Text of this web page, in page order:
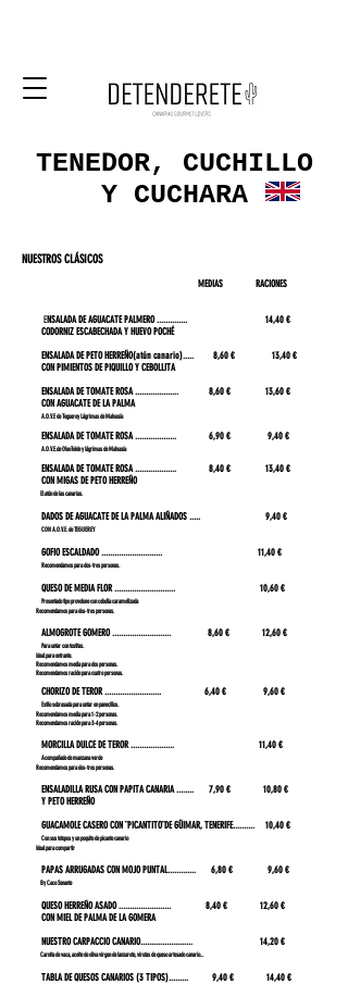
TENEDOR, CUCHILLO
Y CUCHARA
NUESTROS CLÁSICOS
MEDIAS RACIONES
ENSALADA DE AGUACATE PALMERO .............. 14,40 €
CODORNIZ ESCABECHADA Y HUEVO POCHÉ
ENSALADA DE PETO HERREÑO(atún canario)..... 8,60 € 13,40 €
CON PIMIENTOS DE PIQUILLO Y CEBOLLITA
ENSALADA DE TOMATE ROSA .................... 8,60 € 13,60 €
CON AGUACATE DE LA PALMA
A.O.V.E de Teguerey Lágrimas de Malvasía
ENSALADA DE TOMATE ROSA ................... 6,90 € 9,40 €
A.O.V.E.de OleoTeide y lágrimas de Malvasía
ENSALADA DE TOMATE ROSA ................... 8,40 € 13,40 €
CON MIGAS DE PETO HERREÑO
El atún de las canarias.
DADOS DEAGUACATE DE LA PALMAALIÑADOS ..... 9,40 €
CON A.O.V.E. de TEGUEREY
GOFIO ESCALDADO ............................ 11,40 €
Recomendamos para dos-tres personas.
QUESO DE MEDIA FLOR ............................ 10,60 €
Presentado tipo provolone con cebolla caramelizada
Recomendamos para dos-tres personas.
ALMOGROTE GOMERO ........................... 8,60 € 12,60 €
Para untar con tostitas.
Ideal para entrante.
Recomendamos media para dos personas.
Recomendamos ración para cuatro personas.
CHORIZO DE TEROR .......................... 6,40 € 9,60 €
Estilo sobrasada para untar en panecillos.
Recomendamos media para 1-2 personas.
Recomendamos ración para 3-4 personas.
MORCILLA DULCE DE TEROR .................... 11,40 €
Acompañado de manzana verde
Recomendamos para dos-tres personas.
ENSALADILLA RUSA CON PAPITA CANARIA ........ 7,90 € 10,80 €
Y PETO HERREÑO
GUACAMOLE CASERO CON ¨PICANTITO¨DE GÜIMAR, TENERIFE.......... 10,40 €
Con sus totopos y un poquito de picante canario
Ideal para compartir
PAPAS ARRUGADAS CON MOJO PUNTAL............. 6,80 € 9,60 €
By Caco Senante
QUESO HERREÑO ASADO ........................ 8,40 € 12,60 €
CON MIEL DE PALMA DE LA GOMERA
NUESTRO CARPACCIO CANARIO........................ 14,20 €
Carnita de vaca, aceite de oliva virgen de lanzarote, virutas de queso artesado canario...
TABLA DE QUESOS CANARIOS (3 TIPOS)......... 9,40 € 14,40 €